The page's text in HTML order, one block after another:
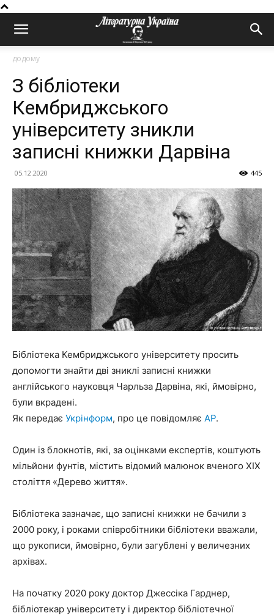
додому
З бібліотеки
Кембриджського
університету зникли
записні книжки Дарвіна
05.12.2020 445
Бібліотека Кембриджського університету просить
допомогти знайти дві зниклі записні книжки
англійського науковця Чарльза Дарвіна, які, ймовірно,
були вкрадені.
Як передає Укрінформ, про це повідомляє АР.
Один із блокнотів, які, за оцінками експертів, коштують
мільйони фунтів, містить відомий малюнок вченого XIX
століття «Дерево життя».
Бібліотека зазначає, що записні книжки не бачили з
2000 року, і роками співробітники бібліотеки вважали,
що рукописи, ймовірно, були загублені у величезних
архівах.
На початку 2020 року доктор Джессіка Гарднер,
бібліотекар університету і директор бібліотечної